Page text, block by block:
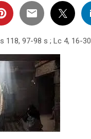
118, 97-98 s ; Lc 4, 16-30